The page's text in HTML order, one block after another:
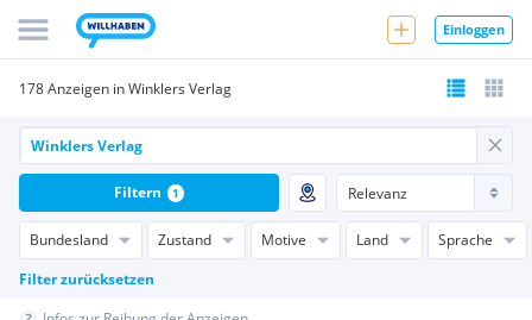
Einloggen
178 Anzeigen in Winklers Verlag
Bundesland Zustand Motive Land
Sprache
Filter zurücksetzen
Filtern 1